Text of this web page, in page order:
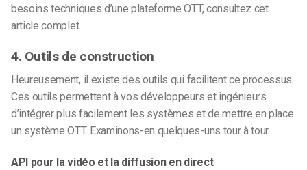
besoins techniques d’une plateforme OTT, consultez cet
article complet.
4. Outils de construction
Heureusement, il existe des outils qui facilitent ce processus.
Ces outils permettent à vos développeurs et ingénieurs
d’intégrer plus facilement les systèmes et de mettre en place
un système OTT. Examinons-en quelques-uns tour à tour.
API pour la vidéo et la diffusion en direct